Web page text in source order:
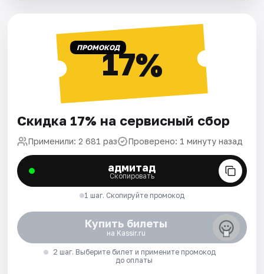
ПРОМОКОД17%
Скидка 17% на сервисный сбор
Применили: 2 681 раз Проверено: 1 минуту назад
адмитад
Скопировать
1 шаг. Скопируйте промокод
Купить билеты
на Kassir.ru
2 шаг. Выберите билет и примените промокод
до оплаты